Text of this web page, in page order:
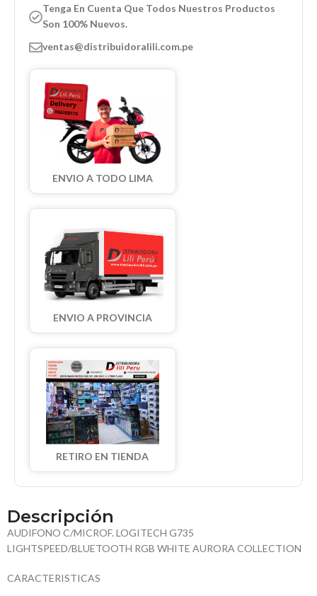
Tenga En Cuenta Que Todos Nuestros Productos
Son 100% Nuevos.
ventas@distribuidoralili.com.pe
ENVIO A TODO LIMA
ENVIO A PROVINCIA
RETIRO EN TIENDA
Descripción
AUDIFONO C/MICROF. LOGITECH G735
LIGHTSPEED/BLUETOOTH RGB WHITE AURORA COLLECTION
CARACTERISTICAS